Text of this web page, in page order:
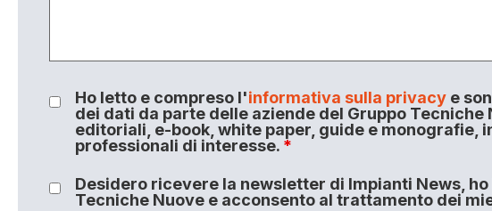
Ho letto e compreso l'informativa sulla privacye
dei dati da parte delle aziende del Gruppo
editoriali, e-book, white paper, guide e monografie,
professionali di interesse. *
Desidero ricevere la newsletter di Impianti News,
Tecniche Nuove e acconsento al trattamento dei